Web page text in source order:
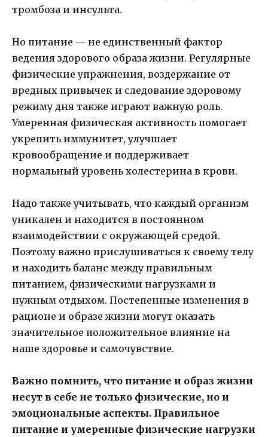
тромбоза и инсульта.
Но питание — не единственный фактор
ведения здорового образа жизни. Регулярные
физические упражнения, воздержание от
вредных привычек и следование здоровому
режиму дня также играют важную роль.
Умеренная физическая активность помогает
укрепить иммунитет, улучшает
кровообращение и поддерживает
нормальный уровень холестерина в крови.
Надо также учитывать, что каждый организм
уникален и находится в постоянном
взаимодействии с окружающей средой.
Поэтому важно прислушиваться к своему телу
и находить баланс между правильным
питанием, физическими нагрузками и
нужным отдыхом. Постепенные изменения в
рационе и образе жизни могут оказать
значительное положительное влияние на
наше здоровье и самочувствие.
Важно помнить, что питание и образ жизни
несут в себе не только физические, но и
эмоциональные аспекты. Правильное
питание и умеренные физические нагрузки